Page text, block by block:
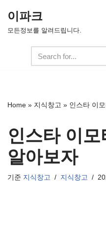
콘
기
이파크
모든정보를 알려드립니다.
Home » 지식창고 » 인스타 이
인스타 이
알아보자
기준 지식창고 지식창고